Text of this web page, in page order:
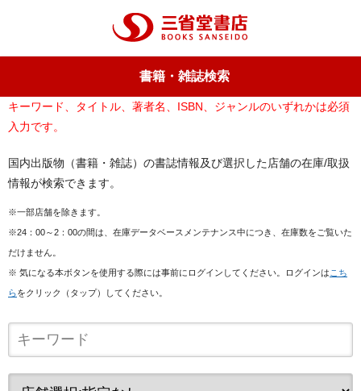
書籍・雑誌検索
キーワード、タイトル、著者名、ISBN、ジャンルのいずれかは必須
入力です。
国内出版物（書籍・雑誌）の書誌情報及び選択した店舗の在庫/取扱
情報が検索できます。
※一部店舗を除きます。
※24：00～2：00の間は、在庫データベースメンテナンス中につき、在庫数をご覧いた
だけません。
※ 気になる本ボタンを使用する際には事前にログインしてください。ログインは こち
らをクリック（タップ）してください。